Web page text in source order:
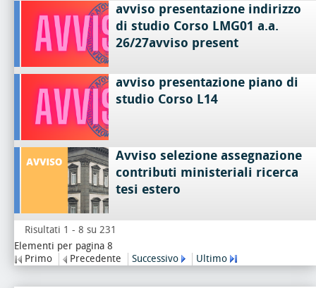
avviso presentazione indirizzo
di studio Corso LMG01 a.a.
26/27avviso present
avviso presentazione piano di
studio Corso L14
Avviso selezione assegnazione
contributi ministeriali ricerca
tesi estero
Risultati 1 - 8 su 231
Elementi per pagina 8
Primo
Precedente Successivo Ultimo